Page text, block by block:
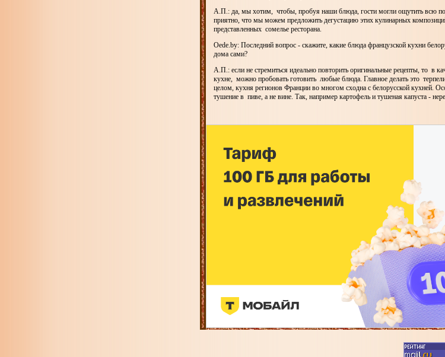
А.П.: да, мы хотим, чтобы, пробуя наши блюда, гости могли ощутить всю
приятно, что мы можем предложить дегустацию этих кулинарных
представленных сомелье ресторана.
Oede.by: Последний вопрос - скажите, какие блюда французской кухни
дома сами?
А.П.: если не стремиться идеально повторить оригинальные рецепты, то в
кухне, можно пробовать готовить любые блюда. Главное делать это
целом, кухня регионов Франции во многом сходна с белорусской кухней.
тушение в пиве, а не вине. Так, например картофель и тушеная капуста -